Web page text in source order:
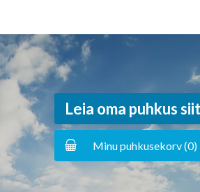
Minu puhkusekorv (0)